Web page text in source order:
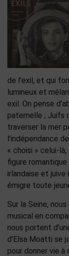
de l’exil, et qui
lumineux et
exil. On pense
paternelle ; Juifs
traverser la mer
l’indépendance
« choisi » celui-
figure romantique
irlandaise et juive
émigre toute
Sur la Seine,
musical en
nous portent
d’Elsa Moatti se
pour donner vie à